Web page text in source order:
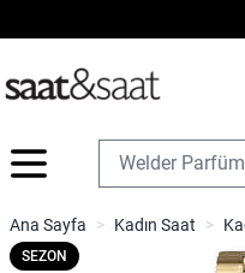
İçeriğe geç
Ana Sayfa > Kadın Saat >
SEZON